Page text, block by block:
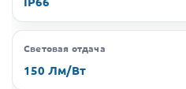
Световая отдача
150 Лм/Вт